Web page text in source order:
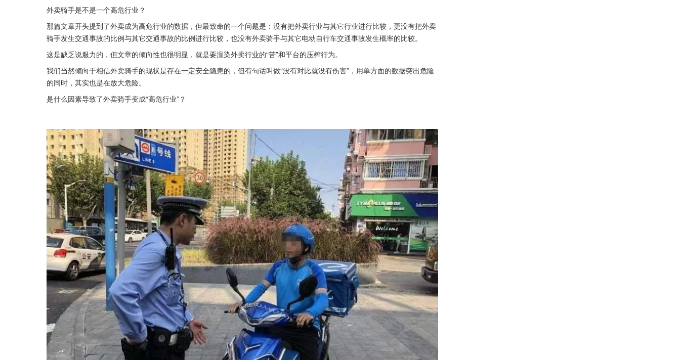
外卖骑手是不是一个高危行业？
那篇文章开头提到了外卖成为高危行业的数据，但最致命的一个问题是：没有把外卖行业与其它行业进行比较，更没有把外卖
骑手发生交通事故的比例与其它交通事故的比例进行比较，也没有外卖骑手与其它电动自行车交通事故发生概率的比较。
这是缺乏说服力的，但文章的倾向性也很明显，就是要渲染外卖行业的“苦”和平台的压榨行为。
我们当然倾向于相信外卖骑手的现状是存在一定安全隐患的，但有句话叫做“没有对比就没有伤害”，用单方面的数据突出危险
的同时，其实也是在放大危险。
是什么因素导致了外卖骑手变成“高危行业”？